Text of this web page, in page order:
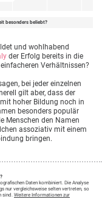
besonders beliebt?
und wohlhabend
der Erfolg bereits in die
Verhältnissen?
bei jeder einzelnen
gilt aber, dass der
hoher Bildung noch in
besonders populär
Menschen den Namen
assoziativ mit einem
bringen.
Daten kombiniert. Die Analyse
nur vergleichsweise selten vertreten, so
sind. Weitere Informationen zur